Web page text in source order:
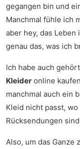
gegangen bin und
Manchmal fühle ich
aber hey, das
genau das, was ich
Ich habe auch
Kleider online
manchmal auch ein
Kleid nicht passt,
Rücksendungen
Also, um das Ganze